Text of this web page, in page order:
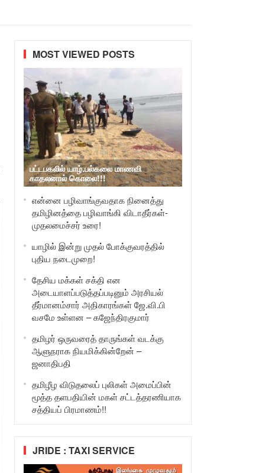
MOST VIEWED POSTS
பட்டபகலில் யாழ்.பல்கலை மாணவி
காதலனால் கொலை!!!
என்னை பழிவாங்குவதாக நினைத்து
தமிழினத்தை பழிவாங்கி விடாதீர்கள்-
முதலமைச்சர் உரை!
யாழில் இன்று முதல் போக்குவரத்தில்
புதிய நடைமுறை!
தேசிய மக்கள் சக்தி என
அடையாளப்படுத்தப்படினும் அரசியல்
தீர்மானம்சார் அதிகாரங்கள் ஜே.வி.பி
வசமே உள்ளன – கஜேந்திரகுமார்
தமிழர் ஒருவரைத் தாருங்கள் வடக்கு
ஆளுநராக நியமிக்கின்றேன் –
ஜனாதிபதி
தமிழீழ விடுதலைப் புலிகள் அமைப்பின்
மூத்த தளபதியின் மகள் சட்டத்தரணியாக
சத்தியப் பிரமாணம்!!
JRIDE : TAXI SERVICE